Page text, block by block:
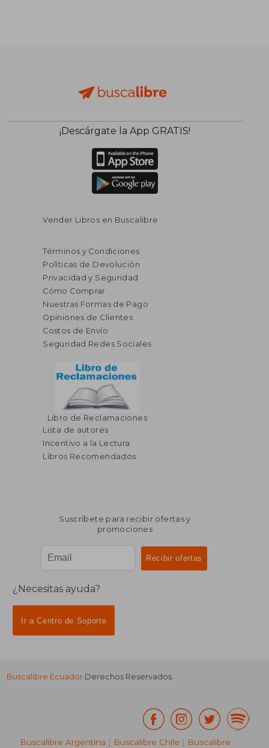
¡Descárgate la App GRATIS!
Vender Libros en Buscalibre
Términos y Condiciones
Políticas de Devolución
Privacidad y Seguridad
Cómo Comprar
Nuestras Formas de Pago
Opiniones de Clientes
Costos de Envío
Seguridad Redes Sociales
Libro de Reclamaciones
Lista de autores
Incentivo a la Lectura
Libros Recomendados
Suscríbete para recibir ofertas y
promociones
¿Necesitas ayuda?
Ir a Centro de Soporte
Buscalibre Ecuador Derechos Reservados.
Buscalibre Argentina | Buscalibre Chile | Buscalibre